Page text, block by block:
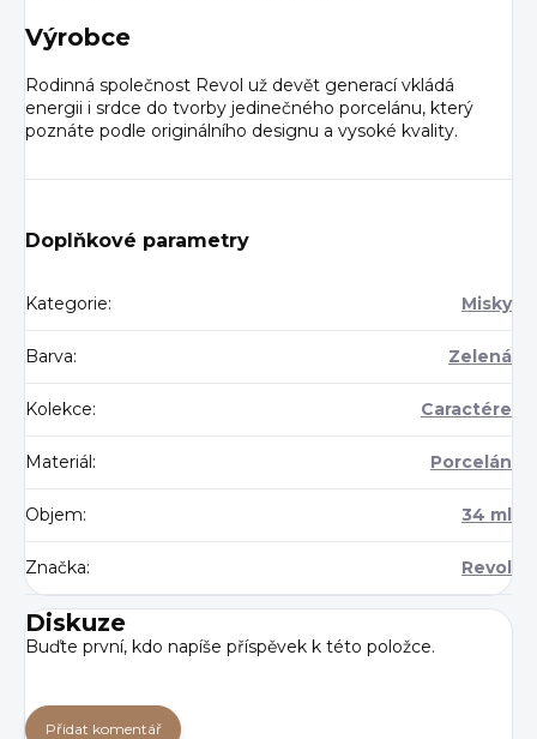
Výrobce
Rodinná společnost Revol už devět generací vkládá
energii i srdce do tvorby jedinečného porcelánu, který
poznáte podle originálního designu a vysoké kvality.
Doplňkové parametry
Kategorie: Misky
Barva: Zelená
Kolekce: Caractére
Materiál: Porcelán
Objem: 34 ml
Značka: Revol
Diskuze
Buďte první, kdo napíše příspěvek k této položce.
Přidat komentář